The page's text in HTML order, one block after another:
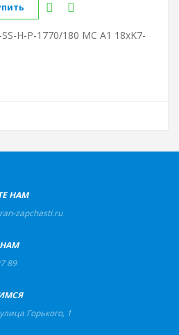
sS-Н-Р-1770/180 МС А1 18хK7-
НАМ
zapchasti.ru
89
улица Горького, 1